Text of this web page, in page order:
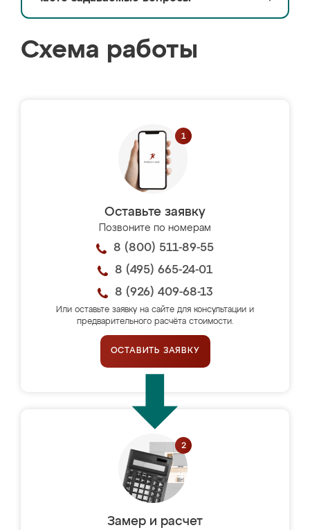
Схема работы
Оставьте заявку
Позвоните по номерам
8 (800) 511-89-55
8 (495) 665-24-01
8 (926) 409-68-13
Или оставьте заявку на сайте для консультации и
предварительного расчёта стоимости.
ОСТАВИТЬ ЗАЯВКУ
Замер и расчет